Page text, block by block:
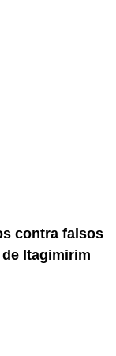
contra falsos
Itagimirim